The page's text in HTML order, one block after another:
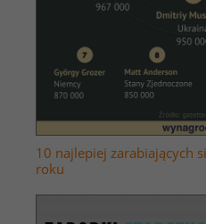
10 najlepiej zarabiających
roku